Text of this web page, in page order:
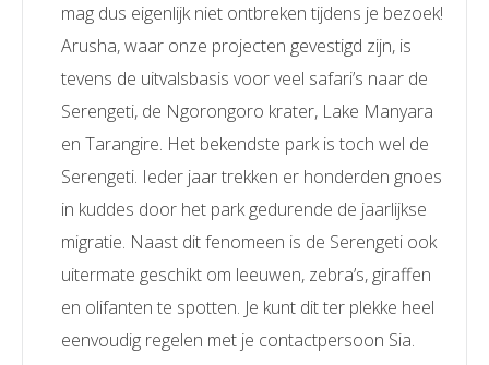
mag dus eigenlijk niet ontbreken tijdens je bezoek!
Arusha, waar onze projecten gevestigd zijn, is
tevens de uitvalsbasis voor veel safari’s naar de
Serengeti, de Ngorongoro krater, Lake Manyara
en Tarangire. Het bekendste park is toch wel de
Serengeti. Ieder jaar trekken er honderden gnoes
in kuddes door het park gedurende de jaarlijkse
migratie. Naast dit fenomeen is de Serengeti ook
uitermate geschikt om leeuwen, zebra’s, giraffen
en olifanten te spotten. Je kunt dit ter plekke heel
eenvoudig regelen met je contactpersoon Sia.